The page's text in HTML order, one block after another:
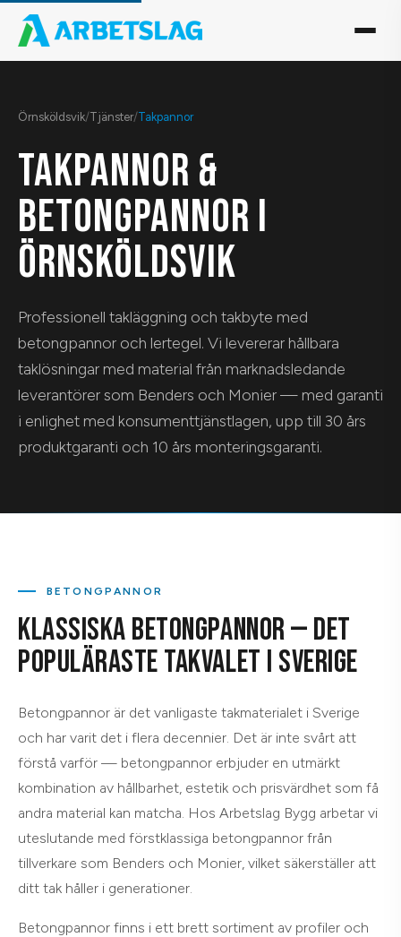
Örnsköldsvik/Tjänster/Takpannor
TAKPANNOR &
BETONGPANNOR I
ÖRNSKÖLDSVIK
Professionell takläggning och takbyte med
betongpannor och lertegel. Vi levererar hållbara
taklösningar med material från marknadsledande
leverantörer som Benders och Monier — med garanti
i enlighet med konsumenttjänstlagen, upp till 30 års
produktgaranti och 10 års monteringsgaranti.
BETONGPANNOR
KLASSISKA BETONGPANNOR — DET
POPULÄRASTE TAKVALET I SVERIGE
Betongpannor är det vanligaste takmaterialet i Sverige
och har varit det i flera decennier. Det är inte svårt att
förstå varför — betongpannor erbjuder en utmärkt
kombination av hållbarhet, estetik och prisvärdhet som få
andra material kan matcha. Hos Arbetslag Bygg arbetar vi
uteslutande med förstklassiga betongpannor från
tillverkare som Benders och Monier, vilket säkerställer att
ditt tak håller i generationer.
Betongpannor finns i ett brett sortiment av profiler och